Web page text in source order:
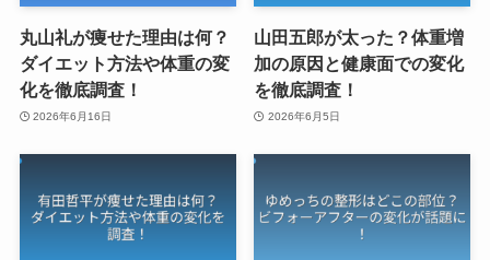
丸山礼が痩せた理由は何？
ダイエット方法や体重の変
化を徹底調査！
2026年6月16日
山田五郎が太った？体重増
加の原因と健康面での変化
を徹底調査！
2026年6月5日